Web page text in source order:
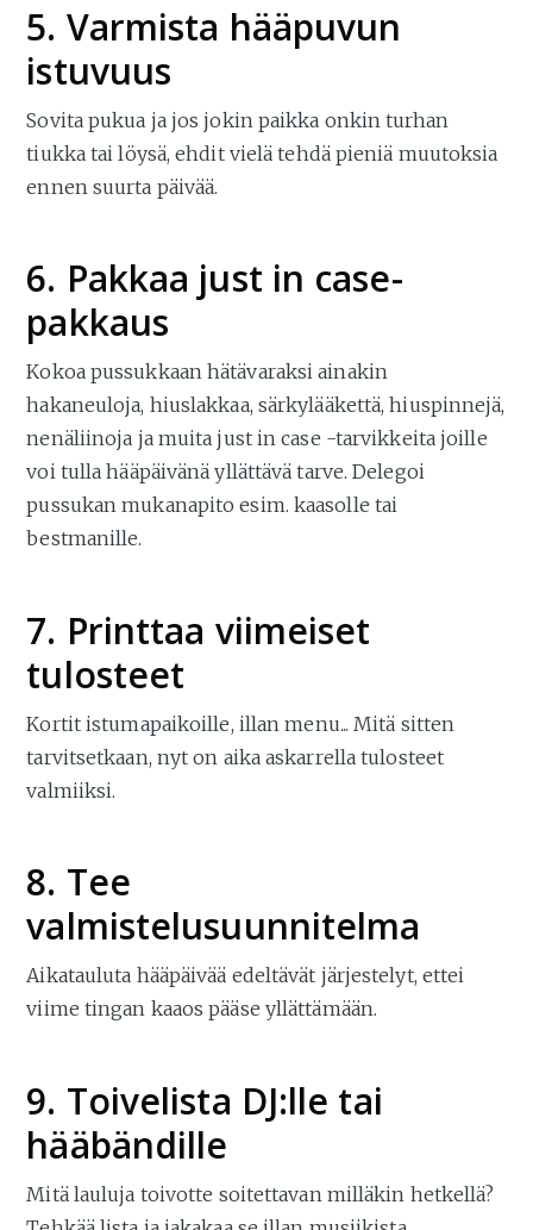
5. Varmista hääpuvun
istuvuus
Sovita pukua ja jos jokin paikka onkin turhan
tiukka tai löysä, ehdit vielä tehdä pieniä muutoksia
ennen suurta päivää.
6. Pakkaa just in case-
pakkaus
Kokoa pussukkaan hätävaraksi ainakin
hakaneuloja, hiuslakkaa, särkylääkettä, hiuspinnejä,
nenäliinoja ja muita just in case -tarvikkeita joille
voi tulla hääpäivänä yllättävä tarve. Delegoi
pussukan mukanapito esim. kaasolle tai
bestmanille.
7. Printtaa viimeiset
tulosteet
Kortit istumapaikoille, illan menu... Mitä sitten
tarvitsetkaan, nyt on aika askarrella tulosteet
valmiiksi.
8. Tee
valmistelusuunnitelma
Aikatauluta hääpäivää edeltävät järjestelyt, ettei
viime tingan kaaos pääse yllättämään.
9. Toivelista DJ:lle tai
hääbändille
Mitä lauluja toivotte soitettavan milläkin hetkellä?